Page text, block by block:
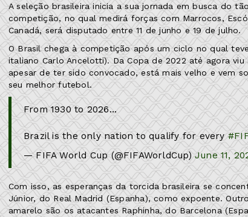
A seleção brasileira inicia a sua jornada em busca do
competição, no qual medirá forças com Marrocos,
Canadá, será disputado entre 11 de junho e 19 de julho.
O Brasil chega à competição após um ciclo no qual
italiano Carlo Ancelotti). Da Copa de 2022 até agora
apesar de ter sido convocado, está mais velho e vem
seu melhor futebol.
From 1930 to 2026...
Brazil is the only nation to qualify for every
— FIFA World Cup (@FIFAWorldCup) June 11,
Com isso, as esperanças da torcida brasileira se
Júnior, do Real Madrid (Espanha), como expoente.
amarelo são os atacantes Raphinha, do Barcelona